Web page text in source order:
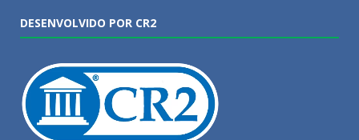
DESENVOLVIDO POR CR2